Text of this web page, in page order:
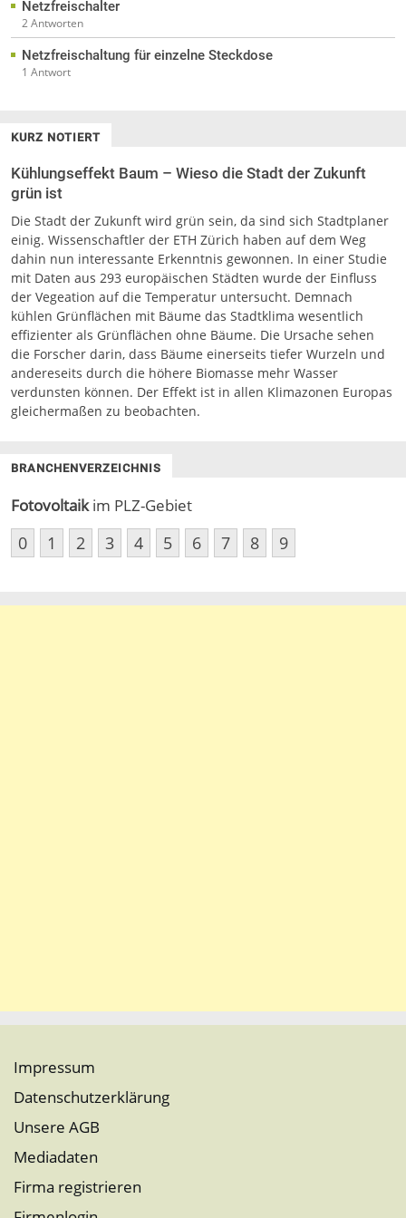
Netzfreischalter
2 Antworten
Netzfreischaltung für einzelne Steckdose
1 Antwort
KURZ NOTIERT
Kühlungseffekt Baum – Wieso die Stadt der Zukunft
grün ist
Die Stadt der Zukunft wird grün sein, da sind sich Stadtplaner
einig. Wissenschaftler der ETH Zürich haben auf dem Weg
dahin nun interessante Erkenntnis gewonnen. In einer Studie
mit Daten aus 293 europäischen Städten wurde der Einfluss
der Vegeation auf die Temperatur untersucht. Demnach
kühlen Grünflächen mit Bäume das Stadtklima wesentlich
effizienter als Grünflächen ohne Bäume. Die Ursache sehen
die Forscher darin, dass Bäume einerseits tiefer Wurzeln und
andereseits durch die höhere Biomasse mehr Wasser
verdunsten können. Der Effekt ist in allen Klimazonen Europas
gleichermaßen zu beobachten.
BRANCHENVERZEICHNIS
Fotovoltaikim PLZ-Gebiet
0 1 2 3 4 5 6 7 8 9
Impressum
Datenschutzerklärung
Unsere AGB
Mediadaten
Firma registrieren